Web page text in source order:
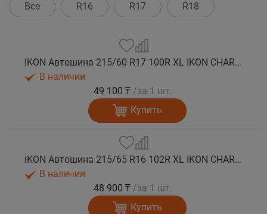
Все R16 R17 R18
IKON Автошина 215/60 R17 100R XL IKON CHARACTER SNOW 2 SUV зима
В наличии
49 100 ₸ /за 1 шт.
Купить
IKON Автошина 215/65 R16 102R XL IKON CHARACTER SNOW 2 SUV зима
В наличии
48 900 ₸ /за 1 шт.
Купить